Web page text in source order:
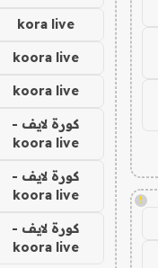
!
kora live
koora live
koora live
كورة لايف -
koora live
كورة لايف -
koora live
كورة لايف -
koora live